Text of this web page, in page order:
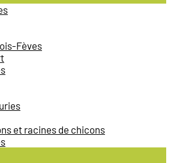
Fèves
et racines de chicons